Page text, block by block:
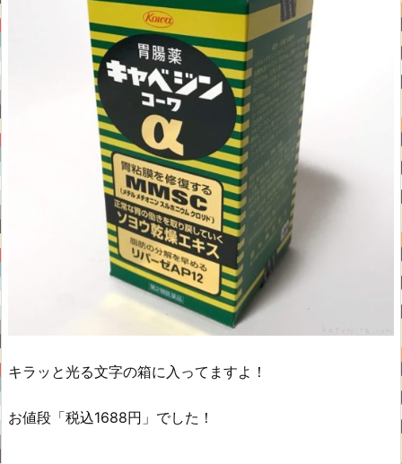
キラッと光る文字の箱に入ってますよ！
お値段「税込1688円」でした！